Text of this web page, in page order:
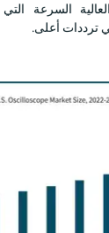
السرعة التي
ترددات أعلى.